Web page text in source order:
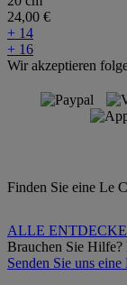
24,00 €
+ 14
+ 16
Wir akzeptieren
Finden Sie eine Le
ALLE
Brauchen Sie
Senden Sie uns